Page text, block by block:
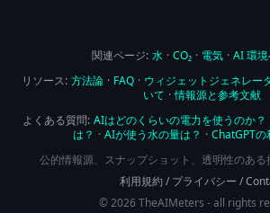
関連ページ: 水 · CO₂ · 電気 · AI 環
リソース: 方法論 · FAQ · ウィジェットジェネレー
いて · 情報源と参考文献
よくある質問: AIはどのくらいの電力を使うのか？
は？ · AIが使う水の量は？ · ChatGPTの
公的情報源、スナップショット、透明性のあ
利用規約 /プライバシー /
© 2026 TheAIMeters - all rights